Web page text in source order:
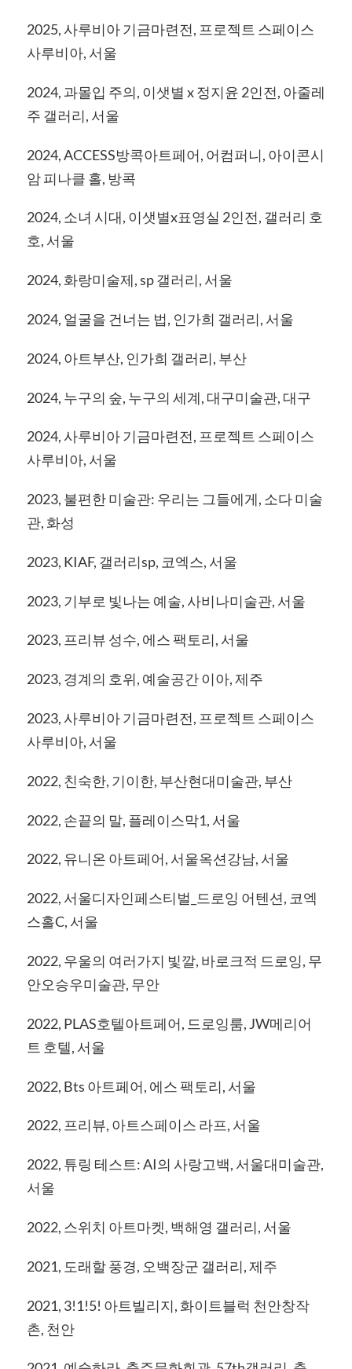
2025, 사루비아 기금마련전, 프로젝트 스페이스
사루비아, 서울
2024, 과몰입 주의, 이샛별 x 정지윤 2인전, 아줄레
주 갤러리, 서울
2024, ACCESS방콕아트페어, 어컴퍼니, 아이콘시
암 피나클 홀, 방콕
2024, 소녀 시대, 이샛별x표영실 2인전, 갤러리 호
호, 서울
2024, 화랑미술제, sp 갤러리, 서울
2024, 얼굴을 건너는 법, 인가희 갤러리, 서울
2024, 아트부산, 인가희 갤러리, 부산
2024, 누구의 숲, 누구의 세계, 대구미술관, 대구
2024, 사루비아 기금마련전, 프로젝트 스페이스
사루비아, 서울
2023, 불편한 미술관: 우리는 그들에게, 소다 미술
관, 화성
2023, KIAF, 갤러리sp, 코엑스, 서울
2023, 기부로 빛나는 예술, 사비나미술관, 서울
2023, 프리뷰 성수, 에스 팩토리, 서울
2023, 경계의 호위, 예술공간 이아, 제주
2023, 사루비아 기금마련전, 프로젝트 스페이스
사루비아, 서울
2022, 친숙한, 기이한, 부산현대미술관, 부산
2022, 손끝의 말, 플레이스막1, 서울
2022, 유니온 아트페어, 서울옥션강남, 서울
2022, 서울디자인페스티벌_드로잉 어텐션, 코엑
스홀C, 서울
2022, 우울의 여러가지 빛깔, 바로크적 드로잉, 무
안오승우미술관, 무안
2022, PLAS호텔아트페어, 드로잉룸, JW메리어
트 호텔, 서울
2022, Bts 아트페어, 에스 팩토리, 서울
2022, 프리뷰, 아트스페이스 라프, 서울
2022, 튜링 테스트: AI의 사랑고백, 서울대미술관,
서울
2022, 스위치 아트마켓, 백해영 갤러리, 서울
2021, 도래할 풍경, 오백장군 갤러리, 제주
2021, 3!1!5! 아트빌리지, 화이트블럭 천안창작
촌, 천안